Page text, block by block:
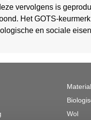
vervolgens is
Het GOTS-
en sociale
Wol